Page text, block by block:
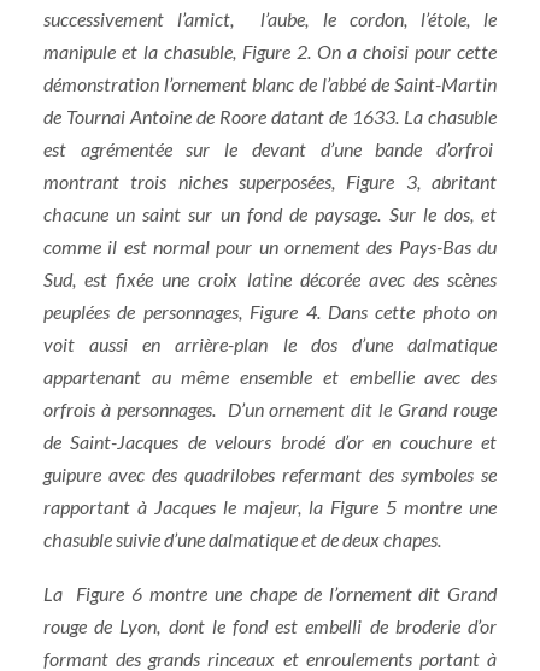
successivement l’amict, l’aube, le cordon, l’étole, le
manipule et la chasuble, Figure 2. On a choisi pour cette
démonstration l’ornement blanc de l’abbé de Saint-Martin
de Tournai Antoine de Roore datant de 1633. La chasuble
est agrémentée sur le devant d’une bande d’orfroi
montrant trois niches superposées, Figure 3, abritant
chacune un saint sur un fond de paysage. Sur le dos, et
comme il est normal pour un ornement des Pays-Bas du
Sud, est fixée une croix latine décorée avec des scènes
peuplées de personnages, Figure 4. Dans cette photo on
voit aussi en arrière-plan le dos d’une dalmatique
appartenant au même ensemble et embellie avec des
orfrois à personnages. D’un ornement dit le Grand rouge
de Saint-Jacques de velours brodé d’or en couchure et
guipure avec des quadrilobes refermant des symboles se
rapportant à Jacques le majeur, la Figure 5 montre une
chasuble suivie d’une dalmatique et de deux chapes.
La Figure 6 montre une chape de l’ornement dit Grand
rouge de Lyon, dont le fond est embelli de broderie d’or
formant des grands rinceaux et enroulements portant à